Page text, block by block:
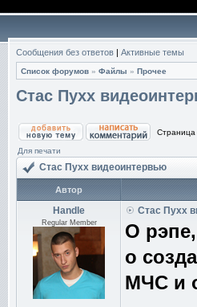
Сообщения без ответов | Активные темы
Список форумов » Файлы » Прочее
Стас Пухх
Страница
Для печати
Стас Пухх видеоинтервью
Автор
Handle
Regular Member
Стас Пухх
О
о
МЧС и